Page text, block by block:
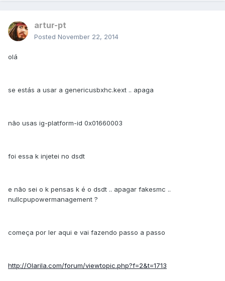
artur-pt
Posted November 22, 2014
olá
se estás a usar a genericusbxhc.kext .. apaga
não usas ig-platform-id 0x01660003
foi essa k injetei no dsdt
e não sei o k pensas k é o dsdt .. apagar fakesmc ..
nullcpupowermanagement ?
começa por ler aqui e vai fazendo passo a passo
http://Olarila.com/forum/viewtopic.php?f=2&t=1713